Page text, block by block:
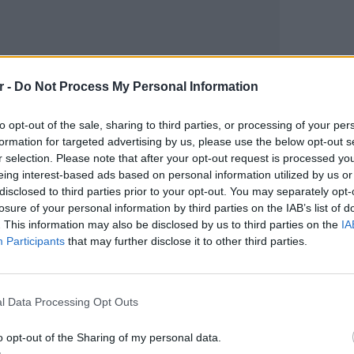
- Do Not Process My Personal Information
opt-out of the sale, sharing to third parties, or processing of your
for targeted advertising by us, please use the below opt-out
selection. Please note that after your opt-out request is processed
interest-based ads based on personal information utilized by us
to third parties prior to your opt-out. You may separately
of your personal information by third parties on the IAB’s list of
This information may also be disclosed by us to third parties on the
Participants that may further disclose it to other third parties.
Data Processing Opt Outs
opt-out of the Sharing of my personal data.
6
στο Google News και μάθετε πρώτοι
γιαΜόδα ,Ομορφιά, Σχέσειςκαι
!
και στο Instagram